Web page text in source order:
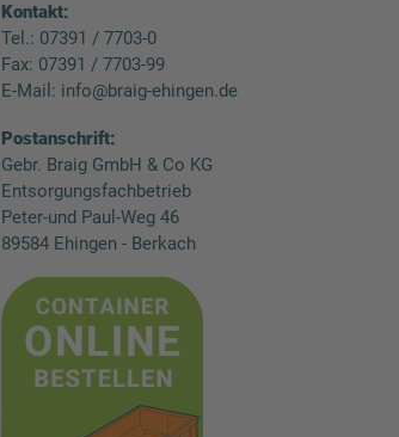
Kontakt:
Tel.: 07391 / 7703-0
Fax: 07391 / 7703-99
E-Mail: info@braig-ehingen.de
Postanschrift:
Gebr. Braig GmbH & Co KG
Entsorgungsfachbetrieb
Peter-und Paul-Weg 46
89584 Ehingen - Berkach